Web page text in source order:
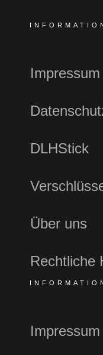
Impressum
DLHStick
Über uns
Rechtliche
Impressum